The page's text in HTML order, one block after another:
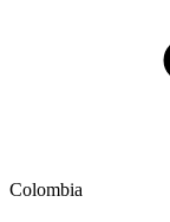
Colombia